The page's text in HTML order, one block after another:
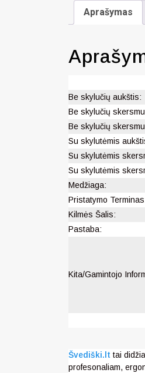
Aprašymas
Be skylučių aukštis:
Be skylučių
Be skylučių
Su skylutėmis
Su skylutėmis
Su skylutėmis
Medžiaga:
Pristatymo
Kilmės Šalis:
Pastaba:
Kita/Gamintojo
Švediški.lt tai
profesonaliam,